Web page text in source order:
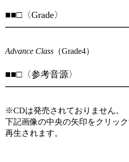
■■□〈Grade〉
Advance Class （Grade4）
■■□〈参考音源〉
※CDは発売されておりません。
下記画像の中央の矢印をクリッ
再生されます。